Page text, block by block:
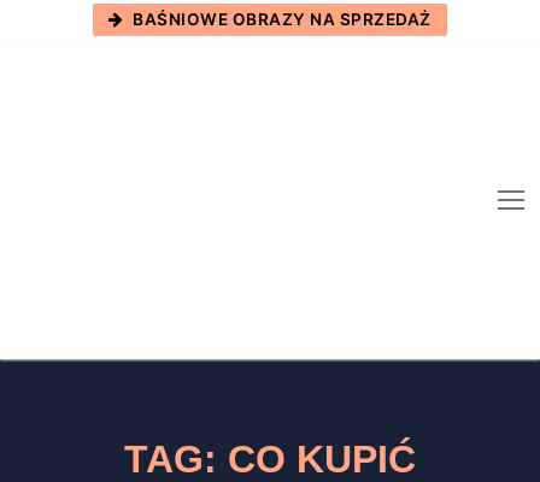
BAŚNIOWE OBRAZY NA SPRZEDAŻ
TAG: CO KUPIĆ